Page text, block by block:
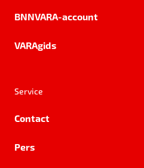
BNNVARA-account
VARAgids
Service
Contact
Pers